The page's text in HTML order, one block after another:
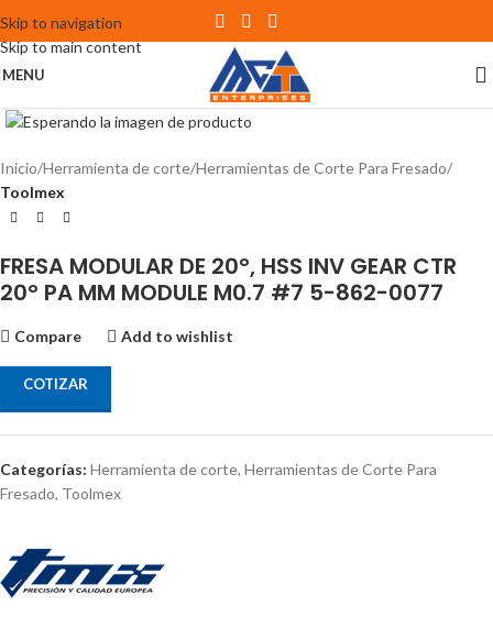
Skip to navigation
Skip to main content
MENU
Inicio Herramienta de corte Herramientas de Corte Para Fresado
Toolmex
FRESA MODULAR DE 20°, HSS INV GEAR CTR
20° PA MM MODULE M0.7 #7 5-862-0077
Compare Add to wishlist
COTIZAR
Categorías: Herramienta de corte, Herramientas de Corte Para
Fresado, Toolmex